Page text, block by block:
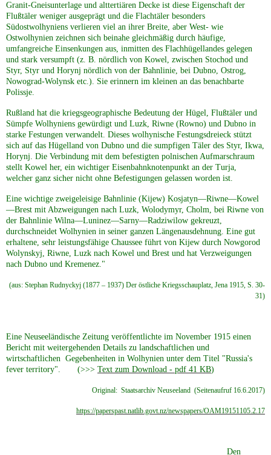
Referenzen
Granit-Gneisunterlage und alttertiären Decke ist diese Eigenschaft der
Flußtäler weniger ausgeprägt und die Flachtäler besonders
Südostwolhyniens verlieren viel an ihrer Breite, aber West- wie
Ostwolhynien zeichnen sich beinahe gleichmäßig durch häufige,
umfangreiche Einsenkungen aus, inmitten des Flachhügellandes gelegen
und stark versumpft (z. B. nördlich von Kowel, zwischen Stochod und
Styr, Styr und Horynj nördlich von der Bahnlinie, bei Dubno, Ostrog,
Nowograd-Wolynsk etc.). Sie erinnern im kleinen an das benachbarte
Polissje.
Rußland hat die kriegsgeographische Bedeutung der Hügel, Flußtäler und
Sümpfe Wolhyniens gewürdigt und Luzk, Riwne (Rowno) und Dubno in
starke Festungen verwandelt. Dieses wolhynische Festungsdreieck stützt
sich auf das Hügelland von Dubno und die sumpfigen Täler des Styr, Ikwa,
Horynj. Die Verbindung mit dem befestigten polnischen Aufmarschraum
stellt Kowel her, ein wichtiger Eisenbahnknotenpunkt an der Turja,
welcher ganz sicher nicht ohne Befestigungen gelassen worden ist.
Eine wichtige zweigeleisige Bahnlinie (Kijew) Kosjatyn—Riwne—Kowel
—Brest mit Abzweigungen nach Luzk, Wolodymyr, Cholm, bei Riwne von
der Bahnlinie Wilna—Luninez—Sarny—Radziwilow gekreuzt,
durchschneidet Wolhynien in seiner ganzen Längenausdehnung. Eine gut
erhaltene, sehr leistungsfähige Chaussee führt von Kijew durch Nowgorod
Wolynskyj, Riwne, Luzk nach Kowel und Brest und hat Verzweigungen
nach Dubno und Kremenez."
(aus: Stephan Rudnyckyj (1877 – 1937) Der östliche Kriegsschauplatz, Jena 1915, S. 30-
31)
Eine Neuseeländische Zeitung veröffentlichte im November 1915 einen
Bericht mit weitergehenden Details zu landschaftlichen und
wirtschaftlichen Gegebenheiten in Wolhynien unter dem Titel "Russia's
fever territory". (>>> Text zum Download - pdf 41 KB)
Original: Staatsarchiv Neuseeland (Seitenaufruf 16.6.2017)
https://paperspast.natlib.govt.nz/newspapers/OAM19151105.2.17
Den